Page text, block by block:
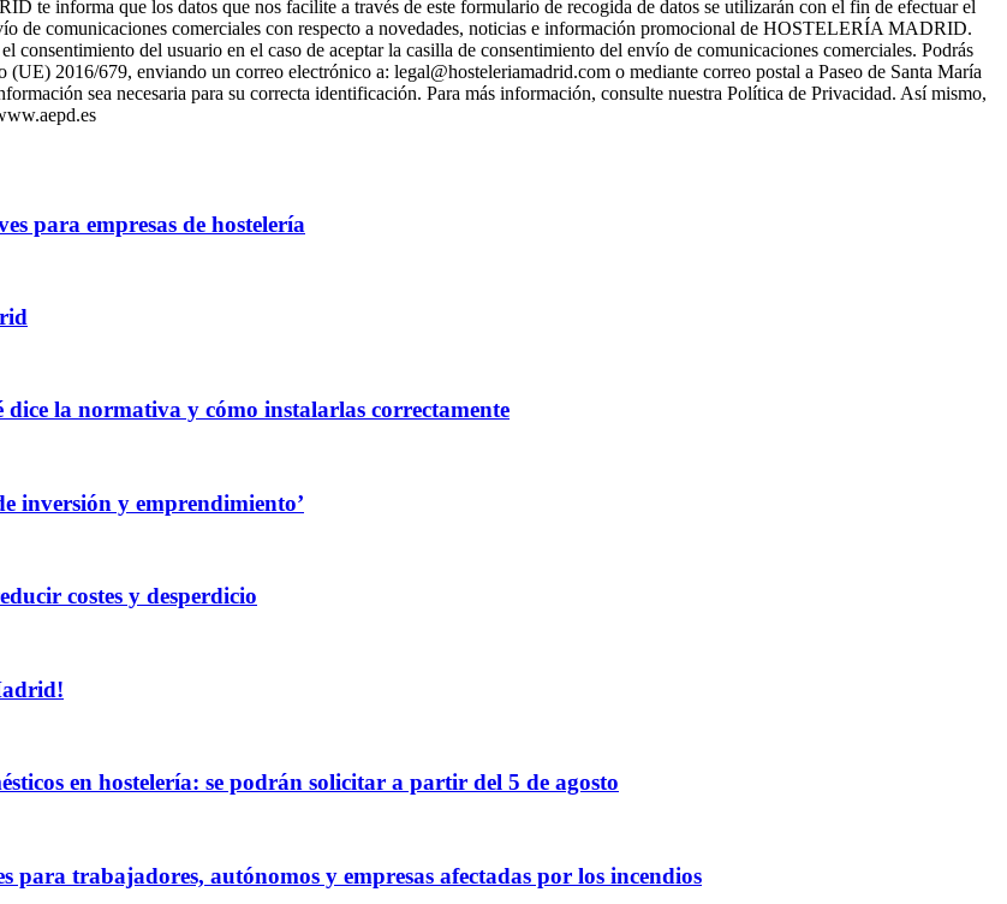
informa que los datos que nos facilite a través de este formulario de recogida de datos se utilizarán con el fin de efectuar el
comunicaciones comerciales con respecto a novedades, noticias e información promocional de HOSTELERÍA MADRID.
del usuario en el caso de aceptar la casilla de consentimiento del envío de comunicaciones comerciales. Podrás
2016/679, enviando un correo electrónico a: legal@hosteleriamadrid.com o mediante correo postal a Paseo de Santa María
sea necesaria para su correcta identificación. Para más información, consulte nuestra Política de Privacidad. Así mismo,
para empresas de hostelería
la normativa y cómo instalarlas correctamente
inversión y emprendimiento’
costes y desperdicio
en hostelería: se podrán solicitar a partir del 5 de agosto
trabajadores, autónomos y empresas afectadas por los incendios